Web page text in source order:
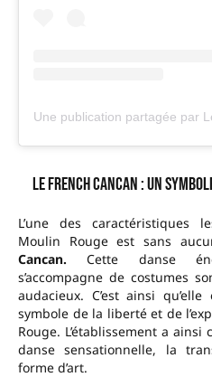
Le French Cancan : Un
L’une des caractéristiques
Moulin Rouge est sans
Cancan. Cette danse
s’accompagne de costumes
audacieux. C’est ainsi
symbole de la liberté et de
Rouge. L’établissement a
danse sensationnelle, la
forme d’art.